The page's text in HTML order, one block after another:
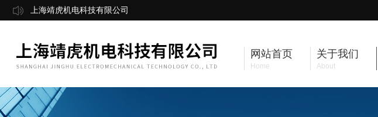
上海靖虎机电科技有限公司
网站首页
Home
关于我们
About